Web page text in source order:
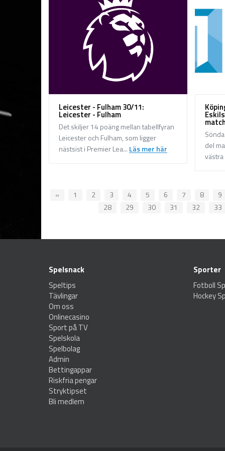
Leicester - Fulham 30/11:
Leicester - Fulham
Det skiljer 14 poäng mellan tabellfyran
Leicester och Fulham, som ligger
nästsist i Premier Lea... Läs mer här
del
« 1 2 3 4 5 6 7 8
9
28
29 30 31 32 33
Spelsnack
Speltips
Tävlingar
Om oss
Onlinecasino
Sport på TV
Spelskola
Spelbolag
Admin
Bettingappar
Riskfria pengar
Stryktipset
Bli medlem
Sporter
Fotboll
Hockey